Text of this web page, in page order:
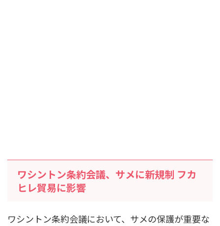
ワシントン条約会議、サメに新規制 フカ
ヒレ貿易に影響
ワシントン条約会議において、サメの保護が重要な